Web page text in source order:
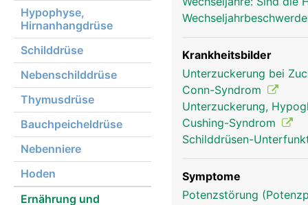
Hypophyse,
Hirnanhangdrüse
Schilddrüse
Nebenschilddrüse
Thymusdrüse
Bauchpeicheldrüse
Nebenniere
Hoden
Ernährung und
Hirnanhangsdrüse
Bauchspeicheldrüse,
Zu den exokrinen
Talgdrüsen, die
Krankheitsbilder
Unterzuckerung bei
Conn-Syndrom
Unterzuckerung,
Cushing-Syndrom
Schilddrüsen-
Symptome
Potenzstörung